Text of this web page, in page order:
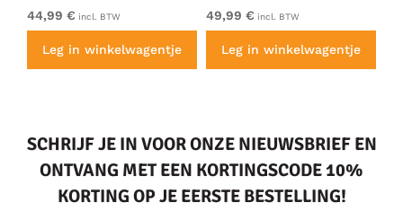
44,99 € incl. BTW
Leg in winkelwagentje
49,99 € incl. BTW
Leg in winkelwagentje
SCHRIJF JE IN VOOR ONZE NIEUWSBRIEF EN
ONTVANG MET EEN KORTINGSCODE 10%
KORTING OP JE EERSTE BESTELLING!